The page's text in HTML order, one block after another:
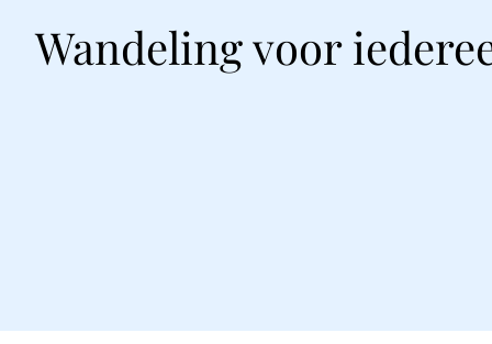
Wandeling voor